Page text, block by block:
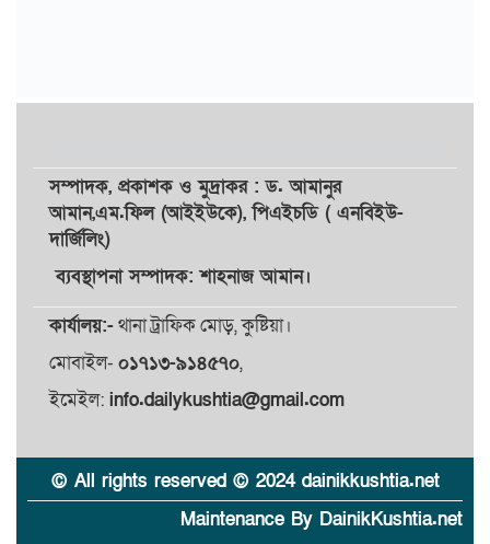
সম্পাদক, প্রকাশকওমুদ্রাকর: ড. আমানুর
আমান,এম.ফিল (আইইউকে), পিএইচডি ( এনবিইউ-
দার্জিলিং)
ব্যবস্থাপনা সম্পাদক: শাহনাজ আমান।
কার্যালয়:-থানা ট্রাফিক মোড়, কুষ্টিয়া।
মোবাইল- ০১৭১৩-৯১৪৫৭০,
ইমেইল: info.dailykushtia@gmail.com
© All rights reserved © 2024 dainikkushtia.net
Maintenance By DainikKushtia.net